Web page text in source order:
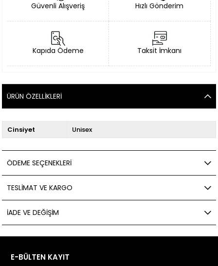
Güvenli Alışveriş Hızlı Gönderim
Kapıda Ödeme Taksit İmkanı
ÜRÜN ÖZELLIKLERI
Cinsiyet Unisex
ÖDEME SEÇENEKLERI
TESLIMAT VE KARGO
İADE VE DEĞIŞIM
E-BÜLTEN KAYIT